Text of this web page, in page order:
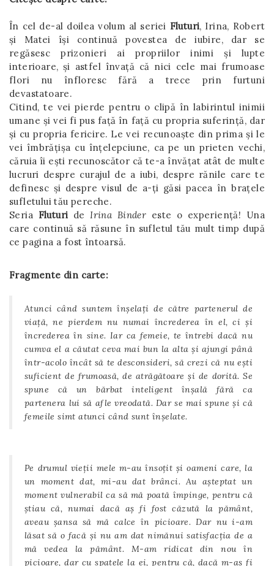
În cel de-al doilea volum al seriei Fluturi, Irina, Robert
și Matei își continuă povestea de iubire, dar se
regăsesc prizonieri ai propriilor inimi și lupte
interioare, și astfel învață că nici cele mai frumoase
flori nu înfloresc fără a trece prin furtuni
devastatoare.
Citind, te vei pierde pentru o clipă în labirintul inimii
umane și vei fi pus față în față cu propria suferință, dar
și cu propria fericire. Le vei recunoaște din prima și le
vei îmbrățișa cu înțelepciune, ca pe un prieten vechi,
căruia îi ești recunoscător că te-a învățat atât de multe
lucruri despre curajul de a iubi, despre rănile care te
definesc și despre visul de a-ți găsi pacea în brațele
sufletului tău pereche.
Seria Fluturi deIrina Binder este o experiență! Una
care continuă să răsune în sufletul tău mult timp după
ce pagina a fost întoarsă.
Fragmente din carte:
Atunci când suntem înșelați de către partenerul de
viață, ne pierdem nu numai încrederea în el, ci și
încrederea în sine. Iar ca femeie, te întrebi dacă nu
cumva el a căutat ceva mai bun la alta și ajungi până
într-acolo încât să te desconsideri, să crezi că nu ești
suficient de frumoasă, de atrăgătoare și de dorită. Se
spune că un bărbat inteligent înșală fără ca
partenera lui să afle vreodată. Dar se mai spune și că
femeile simt atunci când sunt înșelate.
Pe drumul vieții mele m-au însoțit și oameni care, la
un moment dat, mi-au dat brânci. Au așteptat un
moment vulnerabil ca să mă poată împinge, pentru că
știau că, numai dacă aș fi fost căzută la pământ,
aveau șansa să mă calce în picioare. Dar nu i-am
lăsat să o facă și nu am dat nimănui satisfacția de a
mă vedea la pământ. M-am ridicat din nou în
picioare, dar cu spatele la ei, pentru că, dacă m-aș fi